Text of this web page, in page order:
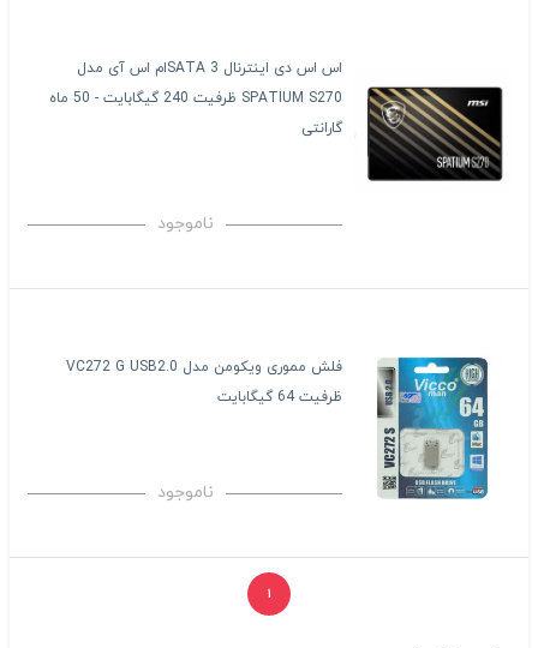
اس اس دی اینترنال SATA 3ام اس آی مدل
SPATIUM S270 ظرفیت 240 گیگابایت - 50 ماه
گارانتی
ناموجود
فلش مموری ویکومن مدل VC272 G USB2.0
ظرفیت 64 گیگابایت
ناموجود
۱